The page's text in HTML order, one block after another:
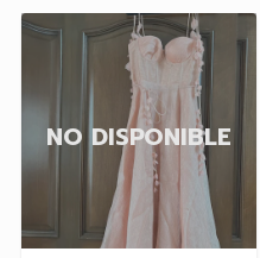
NO DISPONIBLE